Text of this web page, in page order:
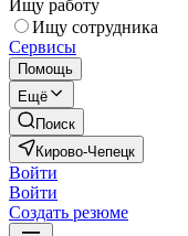
Ищу работу
Ищу сотрудника
Сервисы
Помощь
Ещё
Поиск
Кирово-Чепецк
Войти
Войти
Создать резюме